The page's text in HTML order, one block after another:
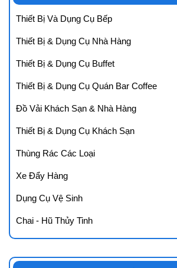
Thiết Bị Và Dụng Cụ Bếp
Thiết Bị & Dụng Cụ Nhà Hàng
Thiết Bị & Dụng Cụ Buffet
Thiết Bị & Dụng Cụ Quán Bar Coffee
Đồ Vải Khách Sạn & Nhà Hàng
Thiết Bị & Dụng Cụ Khách Sạn
Thùng Rác Các Loại
Xe Đẩy Hàng
Dụng Cụ Vệ Sinh
Chai - Hũ Thủy Tinh